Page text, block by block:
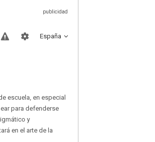
España
escuela, en especial
para defenderse
y
en el arte de la